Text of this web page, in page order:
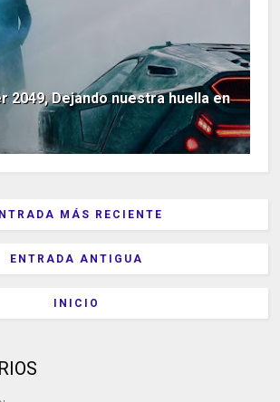
2049, Dejando nuestra huella en
MÁS RECIENTE
ENTRADA ANTIGUA
INICIO